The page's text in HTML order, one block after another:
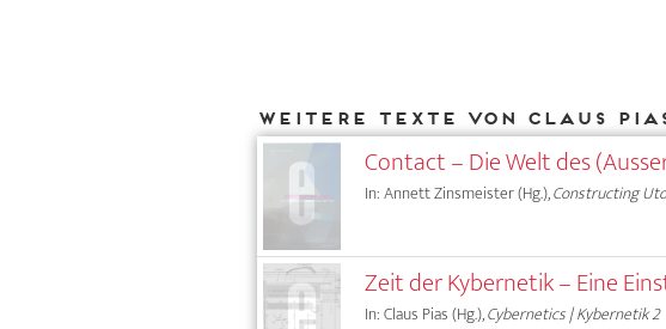
Weitere Texte von Claus Pias
Contact – Die Welt des
In: Annett Zinsmeister (Hg.),Constructing
Zeit der Kybernetik – Eine
In: Claus Pias (Hg.),Cybernetics | Kybernetik 2